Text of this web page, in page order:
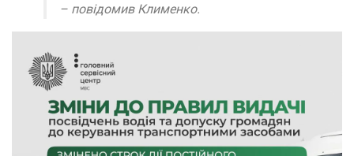
– повідомив Клименко.